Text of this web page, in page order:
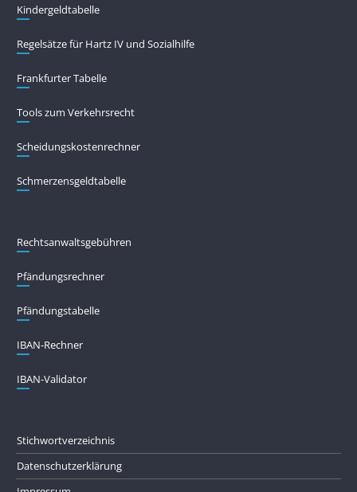
Kindergeldtabelle
Regelsätze für Hartz IV und Sozialhilfe
Frankfurter Tabelle
Tools zum Verkehrsrecht
Scheidungskostenrechner
Schmerzensgeldtabelle
Rechtsanwaltsgebühren
Pfändungs­rechner
Pfändungs­tabelle
IBAN-Rechner
IBAN-Validator
Stichwortverzeichnis
Datenschutzerklärung